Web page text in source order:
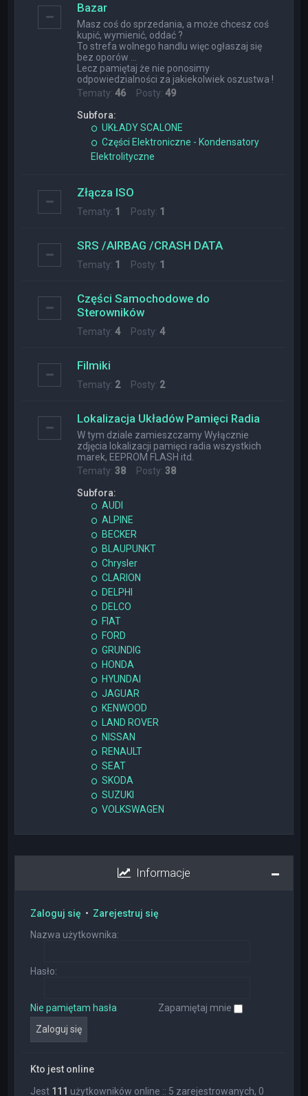
Bazar
Masz coś do sprzedania, a może chcesz coś
kupić, wymienić, oddać ?
To strefa wolnego handlu więc ogłaszaj się
bez oporów ...
Lecz pamiętaj że nie ponosimy
odpowiedzialności za jakiekolwiek oszustwa !
Tematy:46 Posty:49
Subfora:
UKŁADY SCALONE
Części Elektroniczne - Kondensatory
Elektrolityczne
Złącza ISO
Tematy: 1 Posty: 1
SRS /AIRBAG /CRASH DATA
Tematy: 1 Posty: 1
Części Samochodowe do
Sterowników
Tematy:4Posty:4
Filmiki
Tematy: 2Posty: 2
Lokalizacja Układów Pamięci Radia
W tym dziale zamieszczamy Wyłącznie
zdjęcia lokalizacji pamięci radia wszystkich
marek, EEPROM FLASH itd.
Tematy:38 Posty:38
Subfora:
AUDI
ALPINE
BECKER
BLAUPUNKT
Chrysler
CLARION
DELPHI
DELCO
FIAT
FORD
GRUNDIG
HONDA
HYUNDAI
JAGUAR
KENWOOD
LAND ROVER
NISSAN
RENAULT
SEAT
SKODA
SUZUKI
VOLKSWAGEN
Informacje
Zaloguj się • Zarejestruj się
Nazwa użytkownika:
Hasło:
Nie pamiętam hasła Zapamiętaj mnie
Kto jest online
Jest 111 użytkowników online :: 5 zarejestrowanych, 0